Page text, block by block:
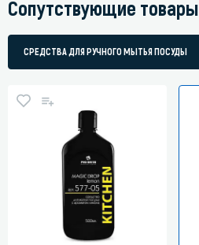
Сопутствующие товары
СРЕДСТВА ДЛЯ РУЧНОГО МЫТЬЯ ПОСУДЫ